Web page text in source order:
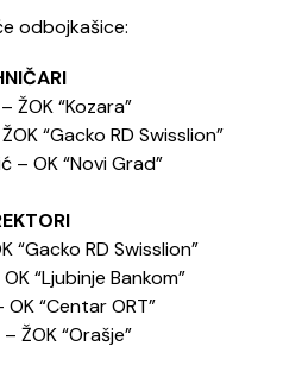
odbojkašice:
ŽOK “Kozara”
“Gacko RD Swisslion”
– OK “Novi Grad”
“Gacko RD Swisslion”
“Ljubinje Bankom”
“Centar ORT”
ŽOK “Orašje”